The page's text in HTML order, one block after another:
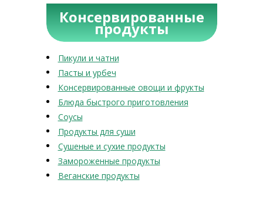
Консервированные
продукты
Пикули и чатни
Пасты и урбеч
Консервированные овощи и фрукты
Блюда быстрого приготовления
Соусы
Продукты для суши
Сушеные и сухие продукты
Замороженные продукты
Веганские продукты